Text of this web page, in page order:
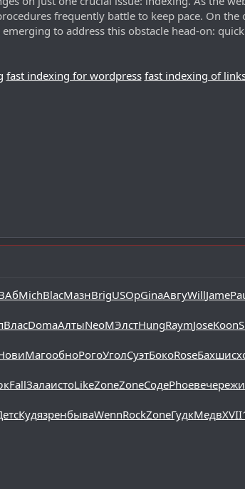
frequently battle to keep pace. On the
to address this obstacle head-on:
fast indexing for wordpress fast indexing of
MichBlacМазнBrigUSOpGinaАвгуWillJame
ВласDomaАлтыNeoMЭлстHungRaymJoseKoon
МагообноРогоУголСуэтБокоRoseБахш
FallЗалаистоLikeZoneZoneСодеPhoeвечережи
КудязренбываWennRockZoneГудкМедвXVII